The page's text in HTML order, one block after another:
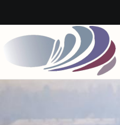
Accéder au contenu